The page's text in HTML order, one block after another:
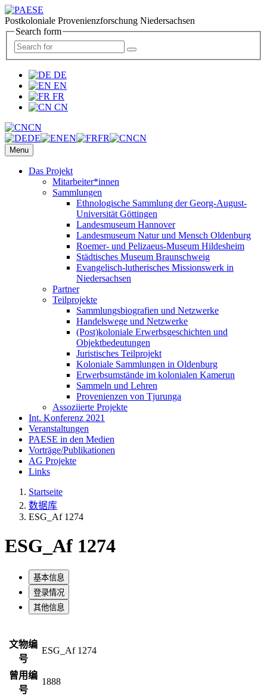
Postkoloniale Provenienzforschung Niedersachsen
Search form
DE
EN
FR
CN
CN
DE
EN FR CN
Menu
Das Projekt
Mitarbeiter*innen
Sammlungen
Ethnologische Sammlung der Georg-August-
Universität Göttingen
Landesmuseum Hannover
Landesmuseum Natur und Mensch Oldenburg
Roemer- und Pelizaeus-Museum Hildesheim
Städtisches Museum Braunschweig
Evangelisch-lutherisches Missionswerk in
Niedersachsen
Partner
Teilprojekte
Sammlungsbiografien und Netzwerke
Handelswege und Netzwerke
(Post)koloniale Erwerbsgeschichten und
Objektbedeutungen
Juristisches Teilprojekt
Koloniale Sammlungen in Oldenburg
Erwerbsumstände im kolonialen Kamerun
Sammeln und Lehren
Provenienzen von Tjurunga
Assoziierte Projekte
Int. Konferenz 2021
Veranstaltungen
PAESE in den Medien
Vorträge/Publikationen
AG Projekte
Links
Startseite
数据库
ESG_Af 1274
ESG_Af 1274
基本信息
登录情况
其他信息
文物编
号
ESG_Af 1274
曾用编
号
1888